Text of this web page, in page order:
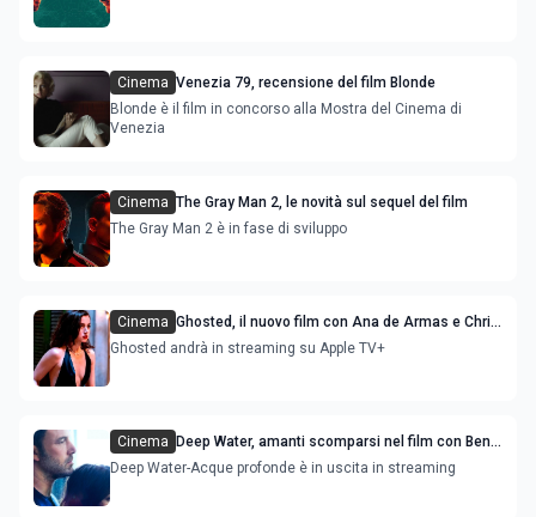
Cinema Venezia 79, recensione del film Blonde
Blonde è il film in concorso alla Mostra del Cinema di
Venezia
Cinema The Gray Man 2, le novità sul sequel del film
The Gray Man 2 è in fase di sviluppo
Cinema Ghosted, il nuovo film con Ana de Armas e Chris
Evans
Ghosted andrà in streaming su Apple TV+
Cinema
Deep Water, amanti scomparsi nel film con Ben
Affleck e Ana de Armas: immagini dal set
Deep Water-Acque profonde è in uscita in streaming